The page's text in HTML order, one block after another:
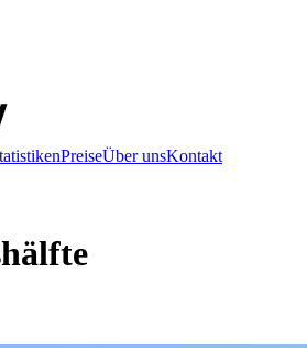
PreiseÜber unsKontakt